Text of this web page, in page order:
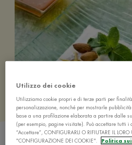
Utilizzo dei cookie
Utilizziamo cookie propri e di terze parti per
personalizzazione, nonché per mostrarle
base a una profilazione elaborata a partire dalle
(per esempio, pagine visitate). Può accettare tutti i
“Accettare”, CONFIGURARLI O RIFIUTARE IL
"CONFIGURAZIONE DEI COOKIE".
Politica